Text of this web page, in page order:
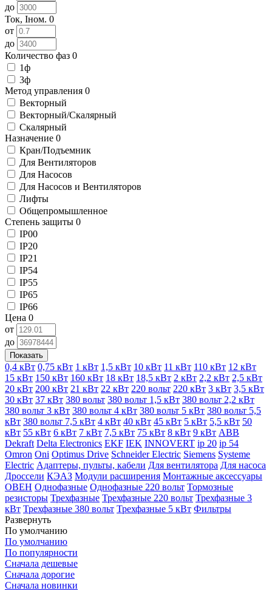
до
Ток, Iном. 0
от
до
Количество фаз 0
1ф
3ф
Метод управления 0
Векторный
Векторный/Скалярный
Скалярный
Назначение 0
Кран/Подъемник
Для Вентиляторов
Для Насосов
Для Насосов и Вентиляторов
Лифты
Общепромышленное
Степень защиты 0
IP00
IP20
IP21
IP54
IP55
IP65
IP66
Цена 0
от
до
Показать
0,4 кВт 0,75 кВт 1 кВт 1,5 кВт 10 кВт 11 кВт 110 кВт 12 кВт
15 кВт 150 кВт 160 кВт 18 кВт 18,5 кВт 2 кВт 2,2 кВт 2,5 кВт
20 кВт 200 кВт 21 кВт 22 кВт 220 вольт 220 кВт 3 кВт 3,5 кВт
30 кВт 37 кВт 380 вольт 380 вольт 1,5 кВт 380 вольт 2,2 кВт
380 вольт 3 кВт 380 вольт 4 кВт 380 вольт 5 кВт 380 вольт 5,5
кВт 380 вольт 7,5 кВт 4 кВт 40 кВт 45 кВт 5 кВт 5,5 кВт 50
кВт 55 кВт 6 кВт 7 кВт 7,5 кВт 75 кВт 8 кВт 9 кВт ABB
Dekraft Delta Electronics EKF IEK INNOVERT ip 20 ip 54
Omron Oni Optimus Drive Schneider Electric Siemens Systeme
Electric Адаптеры, пульты, кабели Для вентилятора Для насоса
Дроссели КЭАЗ Модули расширения Монтажные аксессуары
ОВЕН Однофазные Однофазные 220 вольт Тормозные
резисторы Трехфазные Трехфазные 220 вольт Трехфазные 3
кВт Трехфазные 380 вольт Трехфазные 5 кВт Фильтры
Развернуть
По умолчанию
По умолчанию
По популярности
Сначала дешевые
Сначала дорогие
Сначала новинки